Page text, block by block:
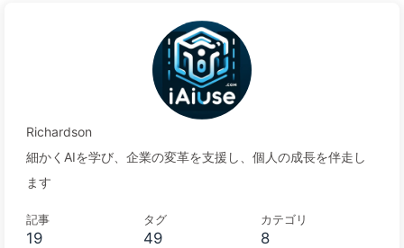
Richardson
細かくAIを学び、企業の変革を支援し、個人の成長を伴走し
ます
記事
19
タグ
49
カテゴリ
8